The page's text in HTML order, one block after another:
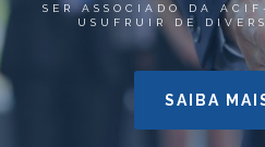
SER ASSOCIADO DA
USUFRUIR DE
SAIBA